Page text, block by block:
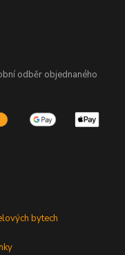
odběr objednaného
bytech